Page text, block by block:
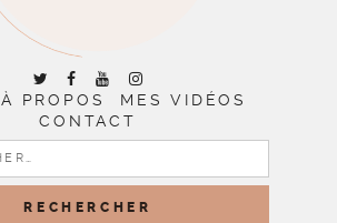
À PROPOS
MES VIDÉOS
CONTACT
RECHERCHER :